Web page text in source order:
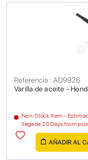
Varilla de aceite -
Referencia : AD9926
Non-Stock Item -
llegada 20 Days from
AÑADIR AL